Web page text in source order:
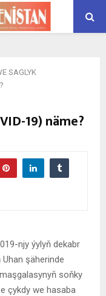
SAGLYK
19) näme?
njy ýylyň dekabr
şäherinde
soňky
çykdy we hasaba